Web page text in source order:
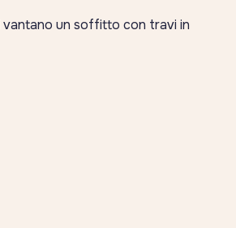
vantano un soffitto con travi in